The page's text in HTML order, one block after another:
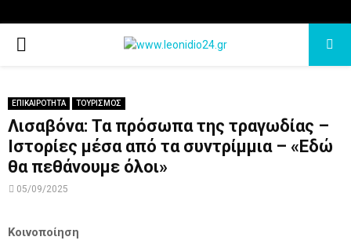
PRIMARY
ΕΠΙΚΑΙΡΟΤΗΤΑ ΤΟΥΡΙΣΜΟΣ
Λισαβόνα: Τα πρόσωπα της τραγωδίας –
Ιστορίες μέσα από τα συντρίμμια – «Εδώ
θα πεθάνουμε όλοι»
05/09/2025
Κοινοποίηση